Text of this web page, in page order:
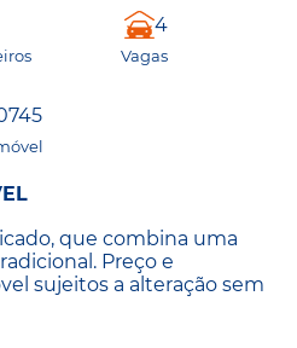
4
Vagas
que combina uma
Preço e
sujeitos a alteração sem